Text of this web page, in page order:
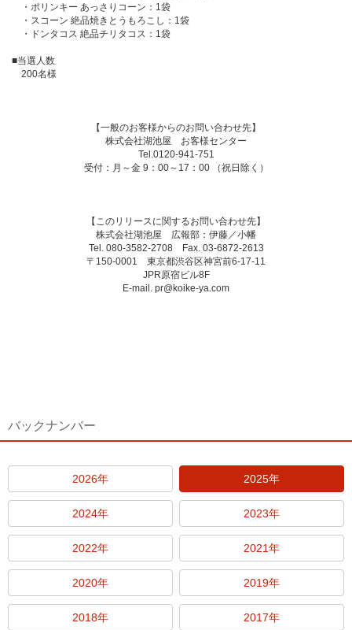
・ポリンキー あっさりコーン：1袋
・スコーン 絶品焼きとうもろこし：1袋
・ドンタコス 絶品チリタコス：1袋
■当選人数
200名様
【一般のお客様からのお問い合わせ先】
株式会社湖池屋 お客様センター
Tel.0120-941-751
受付：月～金 9：00～17：00 （祝日除く）
【このリリースに関するお問い合わせ先】
株式会社湖池屋 広報部：伊藤／小幡
Tel. 080-3582-2708 Fax. 03-6872-2613
〒150-0001 東京都渋谷区神宮前6-17-11
JPR原宿ビル8F
E-mail. pr@koike-ya.com
バックナンバー
2026年 2025年
2024年 2023年
2022年 2021年
2020年 2019年
2018年 2017年